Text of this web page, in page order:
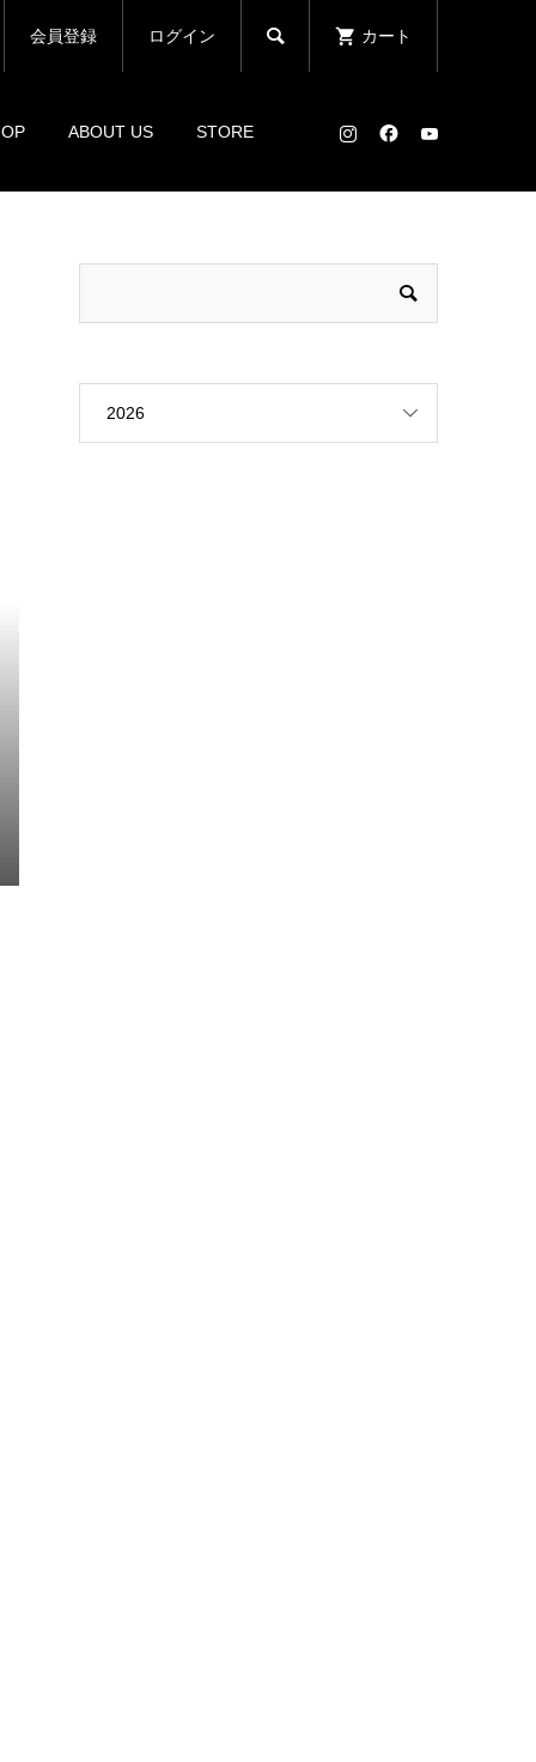
会員登録 ログイン  カート
ABOUT US STORE
2026